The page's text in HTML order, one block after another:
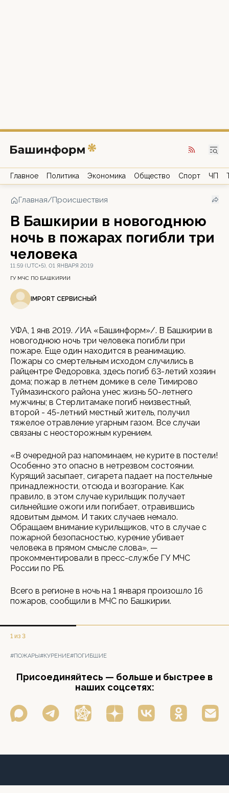
Главное Политика Экономика Общество Спорт ЧП
Главная/Происшествия
В Башкирии в новогоднюю
ночь в пожарах погибли три
человека
11:59 (UTC+5), 01 ЯНВАРЯ 2019
ГУ МЧС ПО БАШКИРИИ
IMPORT СЕРВИСНЫЙ
УФА, 1 янв 2019. /ИА «Башинформ»/. В Башкирии в
новогоднюю ночь три человека погибли при
пожаре. Еще один находится в реанимацию.
Пожары со смертельным исходом случились в
райцентре Федоровка, здесь погиб 63-летий хозяин
дома; пожар в летнем домике в селе Тимирово
Туймазинского района унес жизнь 50-летнего
мужчины; в Стерлитамаке погиб неизвестный,
второй - 45-летний местный житель, получил
тяжелое отравление угарным газом. Все случаи
связаны с неосторожным курением.
«В очередной раз напоминаем, не курите в постели!
Особенно это опасно в нетрезвом состоянии.
Курящий засыпает, сигарета падает на постельные
принадлежности, отсюда и возгорание. Как
правило, в этом случае курильщик получает
сильнейшие ожоги или погибает, отравившись
ядовитым дымом. И таких случаев немало.
Обращаем внимание курильщиков, что в случае с
пожарной безопасностью, курение убивает
человека в прямом смысле слова», —
прокомментировали в пресс-службе ГУ МЧС
России по РБ.
Всего в регионе в ночь на 1 января произошло 16
пожаров, сообщили в МЧС по Башкирии.
1 из 3
#ПОЖАРЫ#КУРЕНИЕ#ПОГИБШИЕ
Присоединяйтесь — больше и быстрее в
наших соцсетях: